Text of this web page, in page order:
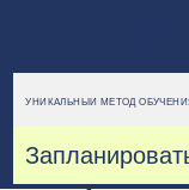
УНИКАЛЬНЫЙ МЕТОД